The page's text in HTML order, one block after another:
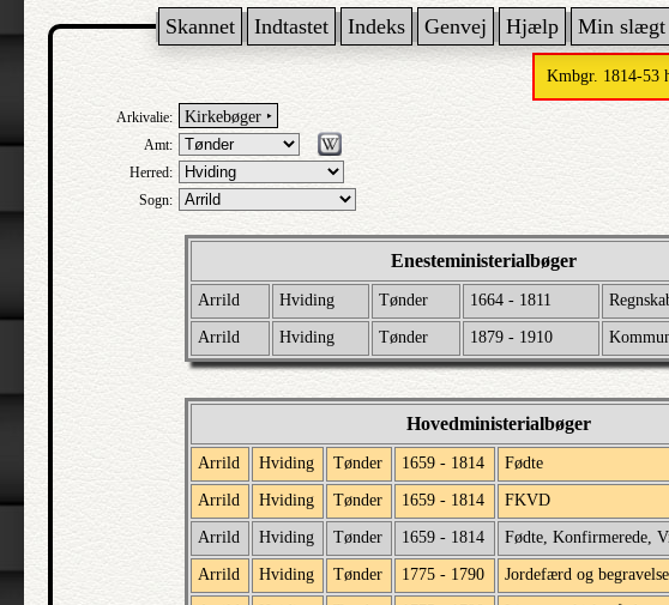
Skannet Indtastet Indeks Genvej Hjælp Min slægt
Arkivalie: Kirkebøger ‣
Amt:
Herred:
Sogn:
Kmbgr. 1814-53
Enesteministerialbøger
Arrild Hviding Tønder 1664 - 1811
Arrild Hviding Tønder 1879 - 1910
Hovedministerialbøger
Arrild Hviding Tønder 1659 - 1814 Fødte
Arrild Hviding Tønder 1659 - 1814 FKVD
Arrild Hviding Tønder 1659 - 1814 Fødte, Konfirmerede,
Arrild Hviding Tønder 1775 - 1790 Jordefærd og begravelse